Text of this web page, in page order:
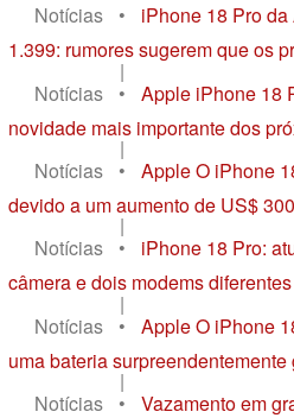
Notícias
•
iPhone 18 Pro
1.399: rumores sugerem que os
|
Notícias
•
Apple iPhone 18
novidade mais importante dos
|
Notícias
•
Apple O iPhone
devido a um aumento de US$
|
Notícias
•
iPhone 18 Pro:
câmera e dois modems
|
Notícias
•
Apple O iPhone
uma bateria surpreendentemente
|
Notícias
•
Vazamento em